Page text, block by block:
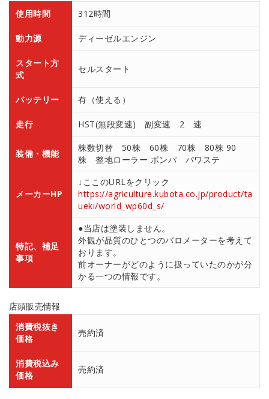
使用時間
312時間
動力源 ディーゼルエンジン
スタート方
式
セルスタート
バッテリー 有（使える）
走行 HST(無段変速) 副変速 2 速
装備・機能
株数切替 50株 60株 70株 80株 90
株 整地ローラー ポンパ パワステ
メーカーHP
↓ここのURLをクリック
https://agriculture.kubota.co.jp/product/ta
ueki/world_wp60d_s/
特記、補足
事項
●当店は塗装しません。
外観が品質のひとつのバロメーターを考えて
おります。
前オーナーがどのように扱っていたのかが分
かる一つの情報です。
店頭販売情報
消費税抜き
価格
売約済
消費税込み
価格
売約済